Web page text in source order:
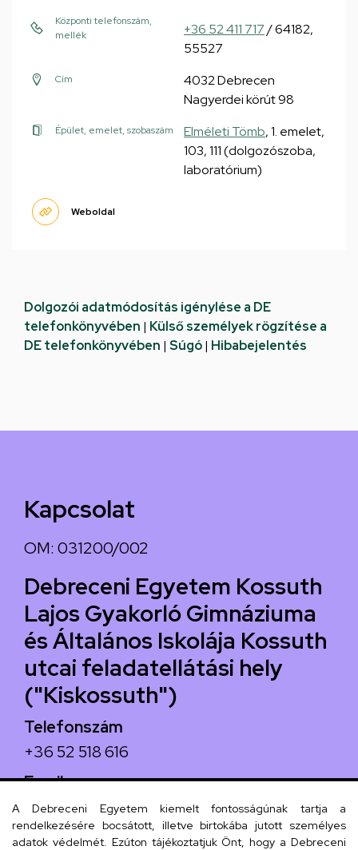
Központi telefonszám,
mellék
+36 52 411 717/ 64182,
55527
Cím
4032 Debrecen
Nagyerdei körút 98
Épület, emelet, szobaszám Elméleti Tömb, 1. emelet,
103, 111 (dolgozószoba,
laboratórium)
Weboldal
Dolgozói adatmódosítás igénylése a DE
telefonkönyvében | Külső személyek rögzítése a
DE telefonkönyvében | Súgó| Hibabejelentés
Kapcsolat
OM: 031200/002
Debreceni Egyetem Kossuth
Lajos Gyakorló Gimnáziuma
és Általános Iskolája Kossuth
utcai feladatellátási hely
("Kiskossuth")
Telefonszám
+36 52 518 616
Email
iskola@kossuth-alt.unideb.hu
Cím
A Debreceni Egyetem kiemelt fontosságúnak tartja a
rendelkezésére bocsátott, illetve birtokába jutott személyes
adatok védelmét. Ezúton tájékoztatjuk Önt, hogy a Debreceni